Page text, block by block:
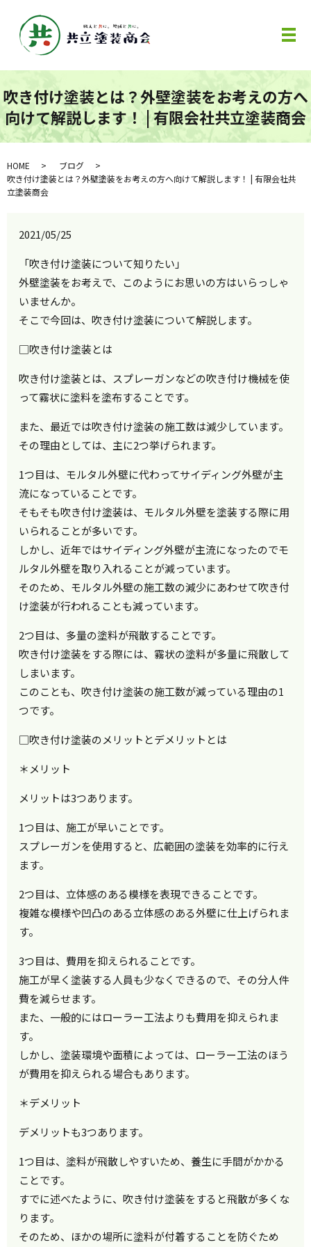
メ
吹き付け塗装とは？外壁塗装をお考えの方へ
向けて解説します！ | 有限会社共立塗装商会
HOME
ブログ
吹き付け塗装とは？外壁塗装をお考えの方へ向けて解説します！ | 有限会社共
立塗装商会
2021/05/25
「吹き付け塗装について知りたい」
外壁塗装をお考えで、このようにお思いの方はいらっしゃ
いませんか。
そこで今回は、吹き付け塗装について解説します。
□吹き付け塗装とは
吹き付け塗装とは、スプレーガンなどの吹き付け機械を使
って霧状に塗料を塗布することです。
また、最近では吹き付け塗装の施工数は減少しています。
その理由としては、主に2つ挙げられます。
1つ目は、モルタル外壁に代わってサイディング外壁が主
流になっていることです。
そもそも吹き付け塗装は、モルタル外壁を塗装する際に用
いられることが多いです。
しかし、近年ではサイディング外壁が主流になったのでモ
ルタル外壁を取り入れることが減っています。
そのため、モルタル外壁の施工数の減少にあわせて吹き付
け塗装が行われることも減っています。
2つ目は、多量の塗料が飛散することです。
吹き付け塗装をする際には、霧状の塗料が多量に飛散して
しまいます。
このことも、吹き付け塗装の施工数が減っている理由の1
つです。
□吹き付け塗装のメリットとデメリットとは
＊メリット
メリットは3つあります。
1つ目は、施工が早いことです。
スプレーガンを使用すると、広範囲の塗装を効率的に行え
ます。
2つ目は、立体感のある模様を表現できることです。
複雑な模様や凹凸のある立体感のある外壁に仕上げられま
す。
3つ目は、費用を抑えられることです。
施工が早く塗装する人員も少なくできるので、その分人件
費を減らせます。
また、一般的にはローラー工法よりも費用を抑えられま
す。
しかし、塗装環境や面積によっては、ローラー工法のほう
が費用を抑えられる場合もあります。
＊デメリット
デメリットも3つあります。
1つ目は、塗料が飛散しやすいため、養生に手間がかかる
ことです。
すでに述べたように、吹き付け塗装をすると飛散が多くな
ります。
そのため、ほかの場所に塗料が付着することを防ぐため